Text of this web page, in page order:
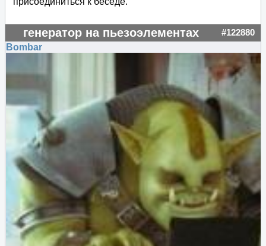
генератор на пьезоэлементах #122880
Bombar